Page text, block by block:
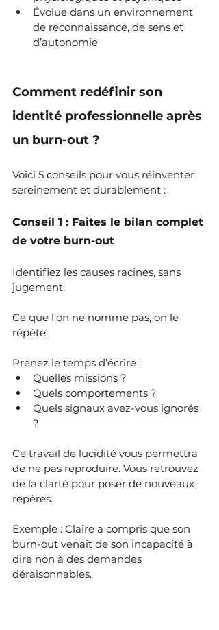
Évolue dans un environnement
de reconnaissance, de sens et
d’autonomie
Comment redéfinir son
identité professionnelle après
un burn-out ?
Voici 5 conseils pour vous réinventer
sereinement et durablement :
Conseil 1 : Faites le bilan complet
de votre burn-out
Identifiez les causes racines, sans
jugement.
Ce que l’on ne nomme pas, on le
répète.
Prenez le temps d’écrire :
Quelles missions ?
Quels comportements ?
Quels signaux avez-vous ignorés
?
Ce travail de lucidité vous permettra
de ne pas reproduire. Vous retrouvez
de la clarté pour poser de nouveaux
repères.
Exemple : Claire a compris que son
burn-out venait de son incapacité à
dire non à des demandes
déraisonnables.